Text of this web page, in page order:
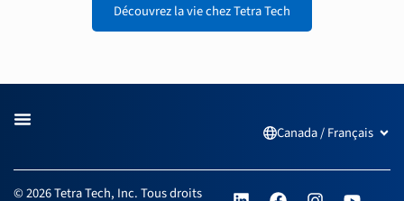
Découvrez la vie chez Tetra Tech
Canada / Français
© 2026 Tetra Tech, Inc. Tous droits L F I Y